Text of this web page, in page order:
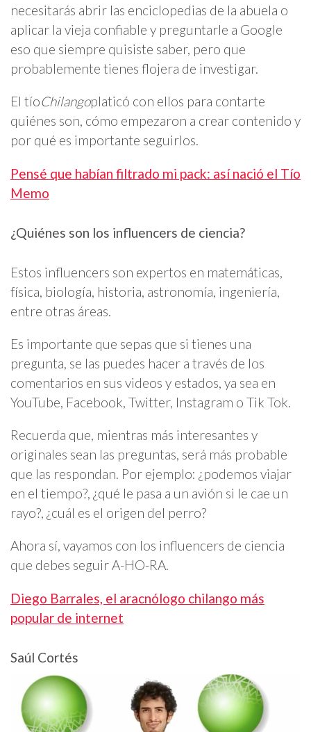
necesitarás abrir las enciclopedias de la abuela o
aplicar la vieja confiable y preguntarle a Google
eso que siempre quisiste saber, pero que
probablemente tienes flojera de investigar.
El tíoChilangoplaticó con ellos para contarte
quiénes son, cómo empezaron a crear contenido y
por qué es importante seguirlos.
Pensé que habían filtrado mi pack: así nació el Tío
Memo
¿Quiénes son los influencers de ciencia?
Estos influencers son expertos en matemáticas,
física, biología, historia, astronomía, ingeniería,
entre otras áreas.
Es importante que sepas que si tienes una
pregunta, se las puedes hacer a través de los
comentarios en sus videos y estados, ya sea en
YouTube, Facebook, Twitter, Instagram o Tik Tok.
Recuerda que, mientras más interesantes y
originales sean las preguntas, será más probable
que las respondan. Por ejemplo: ¿podemos viajar
en el tiempo?, ¿qué le pasa a un avión si le cae un
rayo?, ¿cuál es el origen del perro?
Ahora sí, vayamos con los influencers de ciencia
que debes seguir A-HO-RA.
Diego Barrales, el aracnólogo chilango más
popular de internet
Saúl Cortés